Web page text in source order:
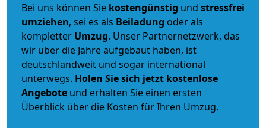
Bei uns können Sie kostengünstig und stressfrei
umziehen, sei es als Beiladung oder als
kompletter Umzug. Unser Partnernetzwerk, das
wir über die Jahre aufgebaut haben, ist
deutschlandweit und sogar international
unterwegs. Holen Sie sich jetzt kostenlose
Angebote und erhalten Sie einen ersten
Überblick über die Kosten für Ihren Umzug.